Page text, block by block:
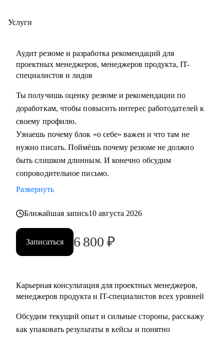
• Составить эффективное резюме
её достижения
• Разобрать любой продуктовый, управленческий или
• Дам рекомендации по управлению командой и её
развитию
Кому могу помочь:
• Начинающим и опытным управленцам
• Тем, кто хочет начать карьеру в IT в любом направлении
• Менеджерам продуктов, разработчикам, тестировщикам,
проектным менеджерам
карьеры
Услуги
Аудит резюме и разработка рекомендаций для
проектных менеджеров, менеджеров продукта, IT-
специалистов и лидов
Ты получишь оценку резюме и рекомендации по
доработкам, чтобы повысить интерес работодателей к
своему профилю.
Узнаешь почему блок «о себе» важен и что там не
нужно писать. Поймёшь почему резюме не должно
быть слишком длинным. И конечно обсудим
сопроводительное письмо.
Развернуть
Ближайшая запись10 августа 2026
Записаться 6 800 ₽
Карьерная консультация для проектных менеджеров,
менеджеров продукта и IT-специалистов всех уровней
Обсудим текущий опыт и сильные стороны, расскажу
как упаковать результаты в кейсы и понятно